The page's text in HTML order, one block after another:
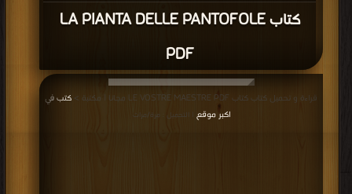
كتاب LA PIANTA DELLE PANTOFOLE
PDF
قراءة و تحميل كتاب كتاب LE VOSTRE MAESTRE PDF مجانا | مكتبة >
كتب في
اكبر موقع
| التحميل : مرة/مرات